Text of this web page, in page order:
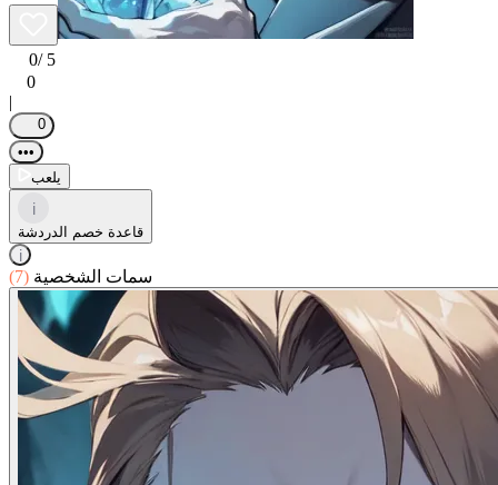
0/ 5
0
|
0
•••
يلعب
i
قاعدة خصم الدردشة
i
سمات الشخصية (7)